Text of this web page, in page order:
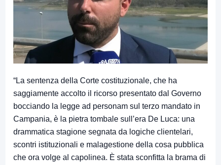
“La sentenza della Corte costituzionale, che ha
saggiamente accolto il ricorso presentato dal Governo
bocciando la legge ad personam sul terzo mandato in
Campania, è la pietra tombale sull’era De Luca: una
drammatica stagione segnata da logiche clientelari,
scontri istituzionali e malagestione della cosa pubblica
che ora volge al capolinea. È stata sconfitta la brama di